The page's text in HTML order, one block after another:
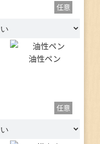
任意
油性ペン
任意